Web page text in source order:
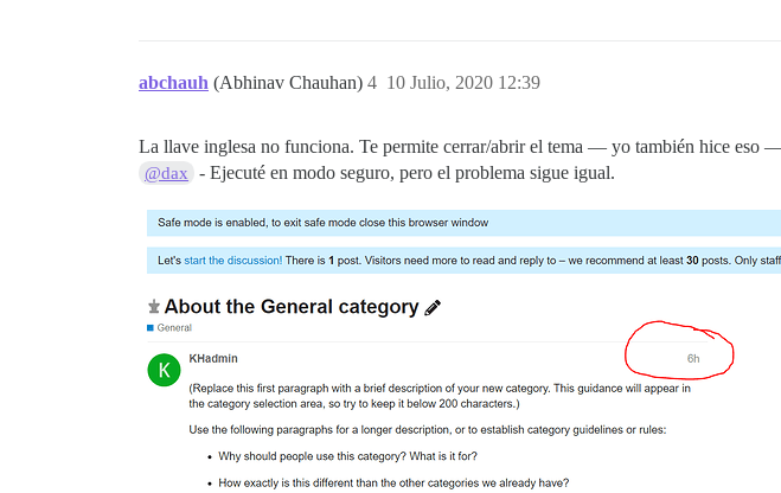
abchauh (Abhinav Chauhan) 10 Julio, 2020 12:39
4
La llave inglesa no funciona. Te permite cerrar/abrir el tema — yo también hice eso
@dax - Ejecuté en modo seguro, pero el problema sigue igual.